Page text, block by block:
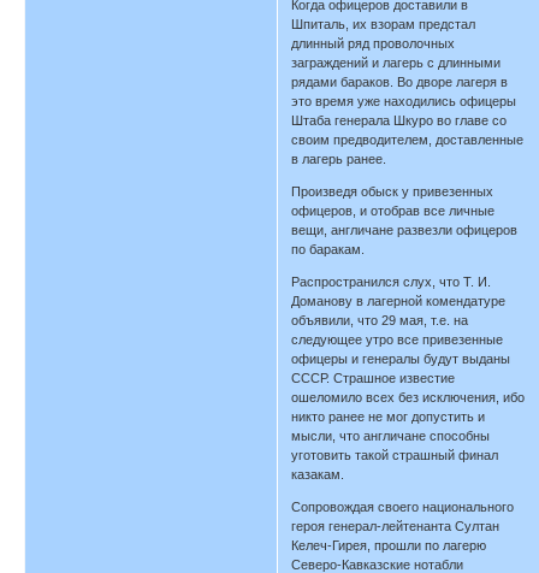
Когда офицеров доставили в
Шпиталь, их взорам предстал
длинный ряд проволочных
заграждений и лагерь с длинными
рядами бараков. Во дворе лагеря в
это время уже находились офицеры
Штаба генерала Шкуро во главе со
своим предводителем, доставленные
в лагерь ранее.
Произведя обыск у привезенных
офицеров, и отобрав все личные
вещи, англичане развезли офицеров
по баракам.
Распространился слух, что Т. И.
Доманову в лагерной комендатуре
объявили, что 29 мая, т.е. на
следующее утро все привезенные
офицеры и генералы будут выданы
СССР. Страшное известие
ошеломило всех без исключения, ибо
никто ранее не мог допустить и
мысли, что англичане способны
уготовить такой страшный финал
казакам.
Сопровождая своего национального
героя генерал-лейтенанта Султан
Келеч-Гирея, прошли по лагерю
Северо-Кавказские нотабли